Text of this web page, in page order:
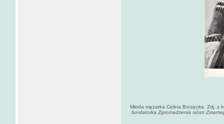
Młoda mężatka Celina Borzęcka. Zdj. z
fundatorka Zgromadzenia sióstr